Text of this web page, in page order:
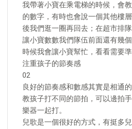
我帶著小寶在乘電梯的時候，會
的數字，有時也會說一個其他樓
後我們逛一圈再回去；在超市排
讓小寶數數我們隊伍前面還有幾
時候我會讓小寶幫忙，看看需要準
注重孩子的節奏感
02
良好的節奏感和數感其實是相通
教孩子打不同的節拍，可以邊拍
樂器一起打。
兒歌是一個很好的方式，有挺多